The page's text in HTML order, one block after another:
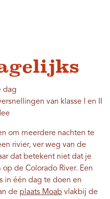
dag
van klasse I en II
om meerdere nachten te
rivier, ver weg van de
dat betekent niet dat je
de Colorado River. Een
in één dag te doen en
de plaats Moab vlakbij de